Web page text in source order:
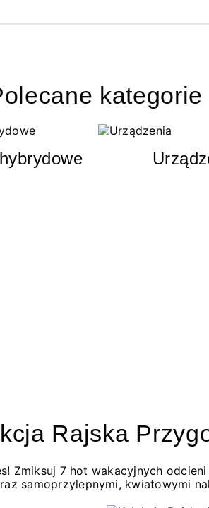
kategorie
Rajska
Zmiksuj 7 hot wakacyjnych
samoprzylepnymi, kwiatowymi